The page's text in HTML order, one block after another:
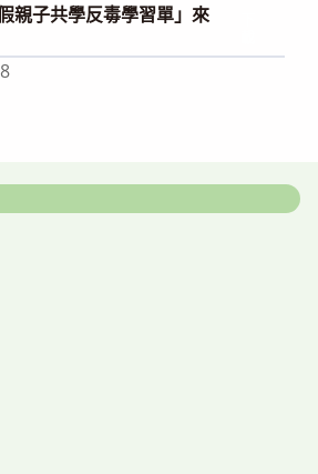
親子共學反毒學習單」來